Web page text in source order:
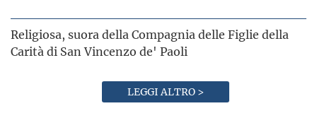
Religiosa, suora della Compagnia delle Figlie della
Carità di San Vincenzo de' Paoli
LEGGI ALTRO >